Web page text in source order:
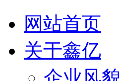
网站首页
关于鑫亿